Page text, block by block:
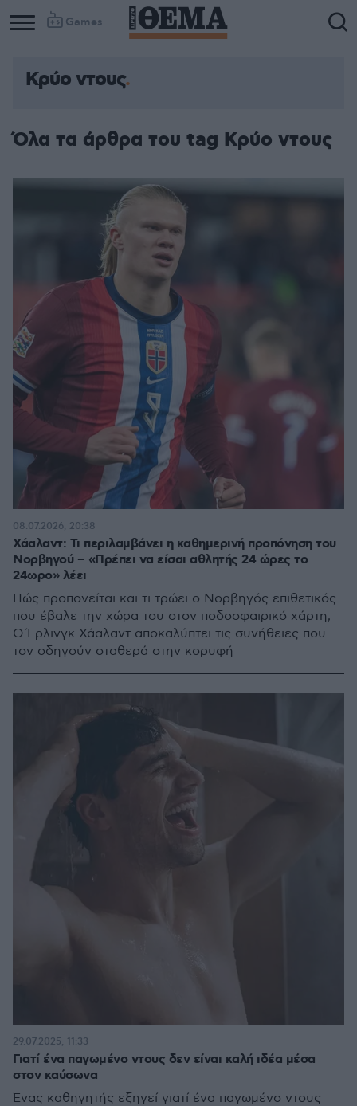
Games
Κρύο ντους
Όλα τα άρθρα του tag Κρύο ντους
Χάαλαντ: Τι περιλαμβάνει η καθημερινή προπόνηση του
Νορβηγού – «Πρέπει να είσαι αθλητής 24 ώρες το
24ωρο» λέει
Πώς προπονείται και τι τρώει ο Νορβηγός επιθετικός
που έβαλε την χώρα του στον ποδοσφαιρικό χάρτη;
Ο Έρλινγκ Χάαλαντ αποκαλύπτει τις συνήθειες που
τον οδηγούν σταθερά στην κορυφή
08.07.2026, 20:38
Γιατί ένα παγωμένο ντους δεν είναι καλή ιδέα μέσα
στον καύσωνα
Ένας καθηγητής εξηγεί γιατί ένα παγωμένο ντους
29.07.2025, 11:33